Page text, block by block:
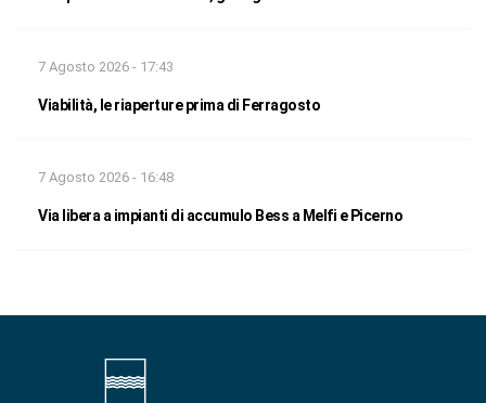
7 Agosto 2026 - 17:43
Viabilità, le riaperture prima di Ferragosto
7 Agosto 2026 - 16:48
Via libera a impianti di accumulo Bess a Melfi e Picerno